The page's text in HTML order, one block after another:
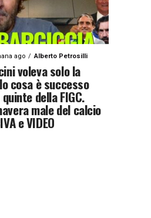
ago Alberto Petrosilli
voleva solo la
cosa è successo
della FIGC.
male del calcio
e VIDEO